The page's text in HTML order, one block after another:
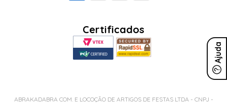
Ajuda
Certificados
ABRAKADABRA COM. E LOCOÇÃO DE ARTIGOS DE FESTAS LTDA - CNPJ -